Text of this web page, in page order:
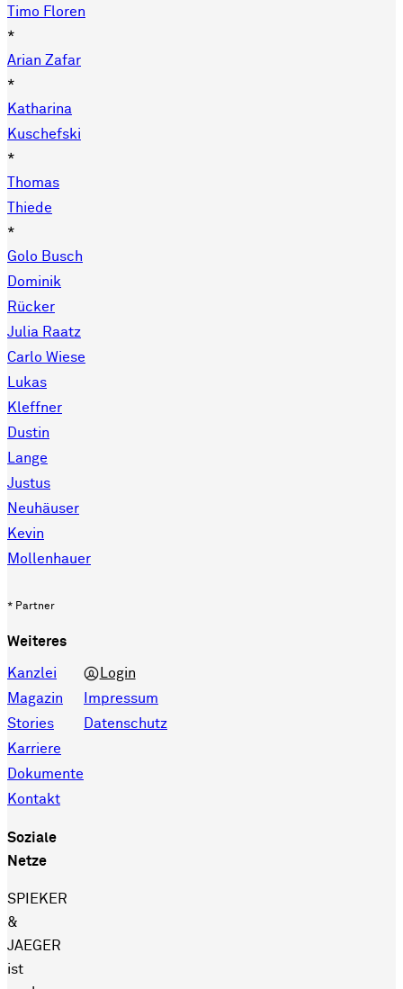
Timo Floren
*
Arian Zafar
*
Katharina
Kuschefski
*
Thomas
Thiede
*
Golo Busch
Dominik
Rücker
Julia Raatz
Carlo Wiese
Lukas
Kleffner
Dustin
Lange
Justus
Neuhäuser
Kevin
Mollenhauer
* Partner
Weiteres
Kanzlei
Magazin
Stories
Karriere
Dokumente
Kontakt
Login
Impressum
Datenschutz
Soziale
Netze
SPIEKER
&
JAEGER
ist